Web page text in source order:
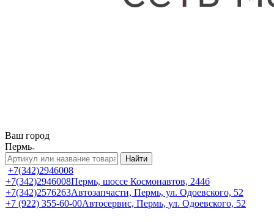
Ваш город
Пермь
Найти
+7(342)2946008
+7(342)2946008Пермь, шоссе Космонавтов, 244б
+7(342)2576263Автозапчасти, Пермь, ул. Одоевского, 52
+7 (922) 355-60-00Автосервис, Пермь, ул. Одоевского, 52